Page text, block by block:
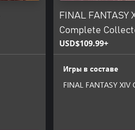
FINAL FANTASY
Complete
USD$109.99+
Игры в составе
FINAL FANTASY XIV